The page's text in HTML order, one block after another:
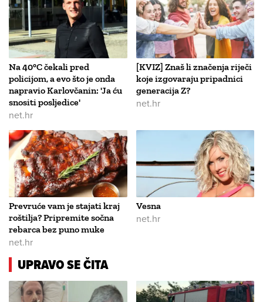
Na 40°C čekali pred
policijom, a evo što je onda
napravio Karlovčanin: 'Ja ću
snositi posljedice'
net.hr
[KVIZ] Znaš li značenja riječi
koje izgovaraju pripadnici
generacija Z?
net.hr
Prevruće vam je stajati kraj
roštilja? Pripremite sočna
rebarca bez puno muke
net.hr
Vesna
net.hr
UPRAVO SE ČITA